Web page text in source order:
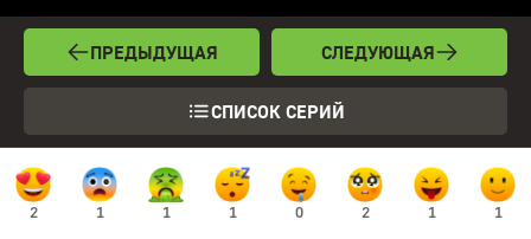
ПРЕДЫДУЩАЯ
СПИСОК СЕРИЙ
СЛЕДУЮЩАЯ
2 1 1 1 0 2 1 1